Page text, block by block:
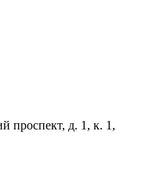
проспект, д. 1, к. 1,